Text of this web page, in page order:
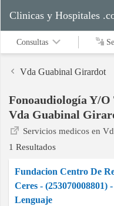
Servicios
medicos
Ciudades
Clinicas y Hospitales
Consultas
Vda Guabinal Girardot
Fonoaudiología Y/O
Vda Guabinal
Servicios medicos en
1 Resultados
Fundacion Centro De
Ceres -
Lenguaje